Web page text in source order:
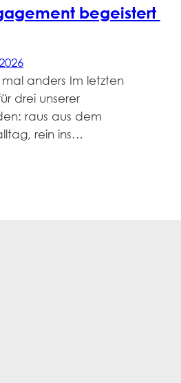
begeistert
mal anders Im letzten
drei unserer
raus aus dem
rein ins…